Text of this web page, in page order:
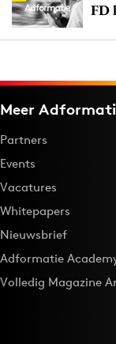
FD
Meer
Partners
Events
Vacatures
Whitepapers
Nieuwsbrief
Adformatie
Volledig Magazine